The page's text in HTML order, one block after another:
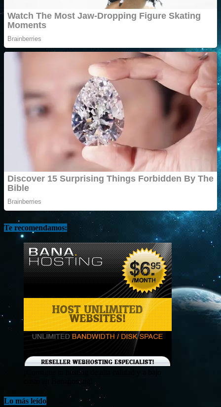
Te recomendamos:
¡Consigue tu hosting de alta calidad y a bajo
costo en Banahosting!
Lo más leído